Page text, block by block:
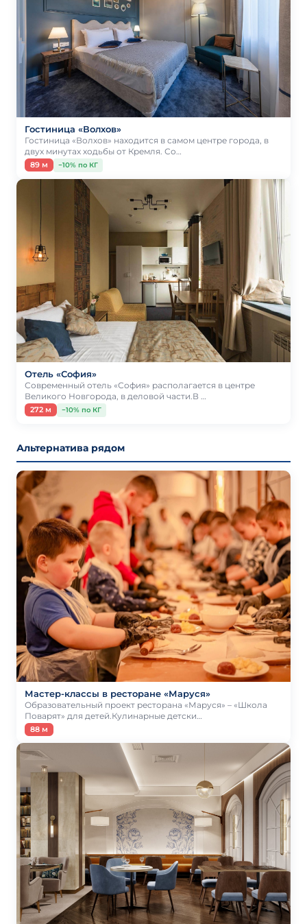
Гостиница «Волхов»
Гостиница «Волхов» находится в самом центре города, в
двух минутах ходьбы от Кремля. Со…
89 м −10% по КГ
Отель «София»
Современный отель «София» располагается в центре
Великого Новгорода, в деловой части.В …
272 м −10% по КГ
Альтернатива рядом
Мастер-классы в ресторане «Маруся»
Образовательный проект ресторана «Маруся» – «Школа
Поварят» для детей.Кулинарные детски…
88 м